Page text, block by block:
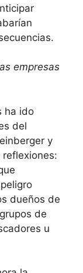
empresas
ha ido
del
y
dueños de
de
u